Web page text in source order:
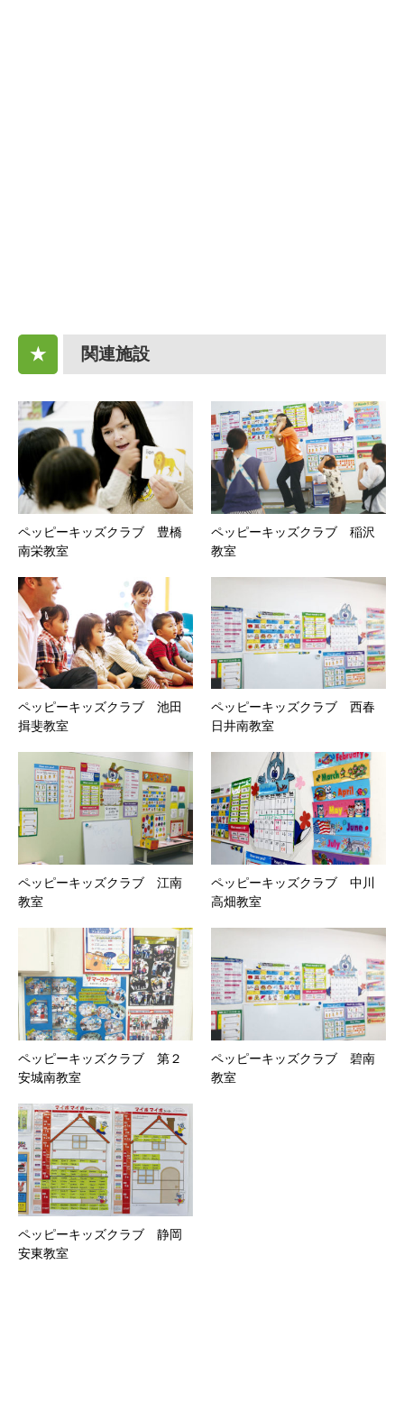
★ 関連施設
ペッピーキッズクラブ 豊橋
南栄教室
ペッピーキッズクラブ 稲沢
教室
ペッピーキッズクラブ 池田
揖斐教室
ペッピーキッズクラブ 西春
日井南教室
ペッピーキッズクラブ 江南
教室
ペッピーキッズクラブ 中川
高畑教室
ペッピーキッズクラブ 第２
安城南教室
ペッピーキッズクラブ 碧南
教室
ペッピーキッズクラブ 静岡
安東教室